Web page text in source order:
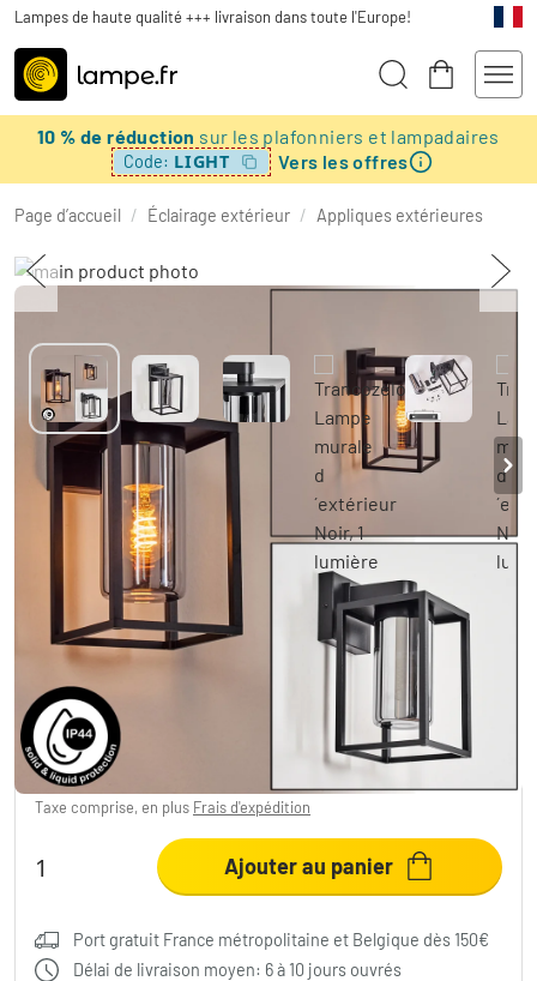
Lampes de haute qualité +++ livraison dans toute l'Europe!
10 % de réduction sur les plafonniers et lampadaires
Code: LIGHT Vers les offres
Page d’accueil / Éclairage extérieur / Appliques extérieures
Trancozelos Lampe murale d´extérieur Noir,
1 lumière
-35% 58,49 €
Vous économisez 89,99 €
Taxe comprise, en plus Frais d'expédition
Ajouter au panier
Port gratuit France métropolitaine et Belgique dès 150€
Délai de livraison moyen: 6 à 10 jours ouvrés